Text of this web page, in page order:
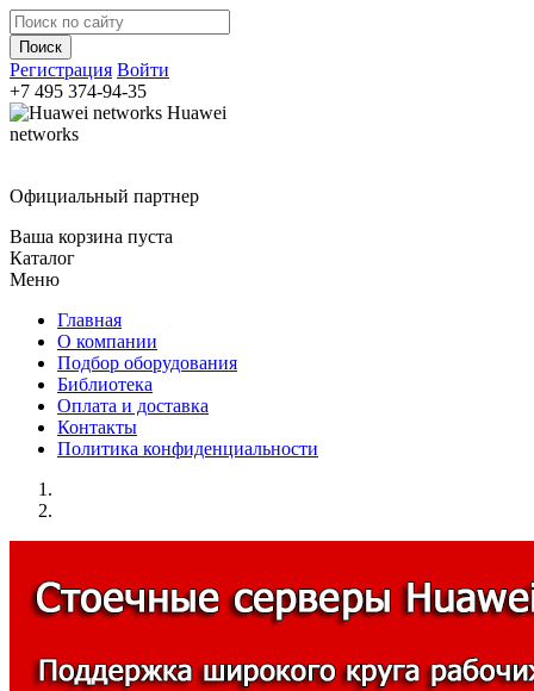
Регистрация Войти
+7 495 374-94-35
Huawei
networks
Официальный партнер
Ваша корзина пуста
Каталог
Меню
Главная
О компании
Подбор оборудования
Библиотека
Оплата и доставка
Контакты
Политика конфиденциальности